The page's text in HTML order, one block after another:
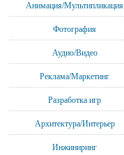
Анимация/Мультипликация
Фотография
Аудио/Видео
Реклама/Маркетинг
Разработка игр
Архитектура/Интерьер
Инжиниринг